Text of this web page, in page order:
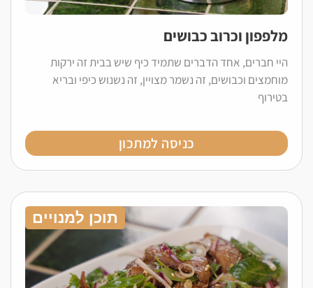
מלפפון וכרוב כבושים
היי חברים, אחד הדברים שתמיד כיף שיש בבית זה ירקות
מוחמצים וכבושים, זה נשמר מצויין, זה נשנוש כיפי ובריא
בטירוף
כניסה למתכון
תוכן למנויים